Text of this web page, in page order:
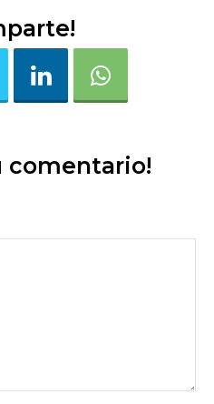
comentario!